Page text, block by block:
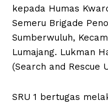
kepada Humas
Semeru Brigade
Sumberwuluh,
Lumajang. Lukman
(Search and Rescue
SRU 1 bertugas